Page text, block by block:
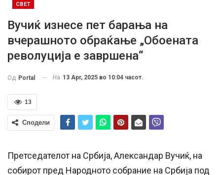
СВЕТ
Вучиќ изнесе пет барања на
вчерашното обраќање „Oбоената
револуција е завршена“
Од Portal На 13 Apr, 2025 во 10:04 часот.
13
Сподели
Претседателот на Србија, Александар Вучиќ, на
собирот пред Народното собрание на Србија под